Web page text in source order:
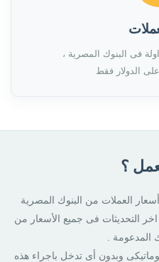
فى البنوك المصرية ،
الدولار فقط
؟
العملات من البنوك المصرية
التحديثات فى جميع الأسعار من
المدعومة .
وبدون أى تدخل باجراء هذه